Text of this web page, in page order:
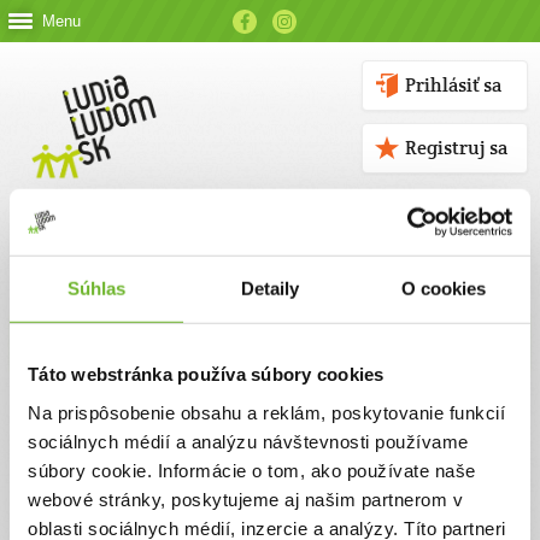
Súhlas Detaily O cookies
Táto webstránka používa súbory cookies
Na prispôsobenie obsahu a reklám, poskytovanie funkcií
sociálnych médií a analýzu návštevnosti používame
súbory cookie. Informácie o tom, ako používate naše
webové stránky, poskytujeme aj našim partnerom v
oblasti sociálnych médií, inzercie a analýzy. Títo partneri
Menu
Prihlásiť sa
Registruj sa
Kontaktné údaje
V prípade akýchkoľvek otázok nás neváhajte kontaktovať
emailom, alebo telefonicky.
ĽUDIA ĽUĎOM, n. o.